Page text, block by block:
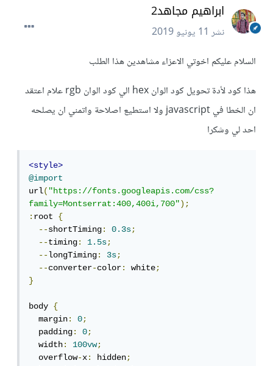
ابراهيم مجاهد2
نشر11 يونيو 2019
السلام عليكم اخوتي الاعزاء مشاهدين هذا الطلب
هذا كود لأدة تحويل كود الوان hex الي كود الوان rgb علام اعتقد
ان الخطا في javascript ولا استطيع اصلاحة واتمني ان يصلحه
احد لي وشكرا
<style>
@import
url("https://fonts.googleapis.com/css?
family=Montserrat:400,400i,700");
:root {
--shortTiming: 0.3s;
--timing: 1.5s;
--longTiming: 3s;
--converter-color: white;
}
body {
  margin
: 0;
  padding
: 0;
  width
: 100vw;
  overflow
-x: hidden;